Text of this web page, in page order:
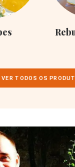
VER TODOS OS